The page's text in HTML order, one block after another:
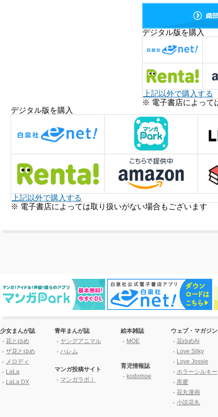
織
デジタル版を購入
上記以外で購入する
※ 電子書店によって
デジタル版を購入
上記以外で購入する
※ 電子書店によっては取り扱いがない場合もございます
少女まんが誌
花とゆめ
ザ花とゆめ
メロディ
LaLa
LaLa DX
青年まんが誌
ヤングアニマル
ハレム
マンガ投稿サイト
マンガラボ！
絵本雑誌
MOE
育児情報誌
kodomoe
ウェブ・マガジン
花ゆめAi
Love Silky
Love Jossie
ホラーシルキー
黒蜜
花丸漫画
小説花丸